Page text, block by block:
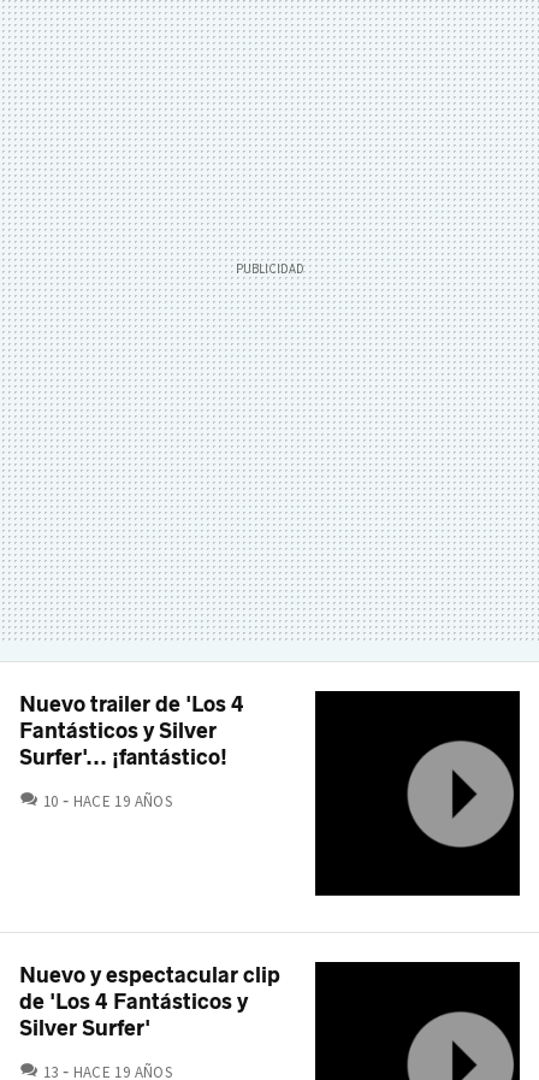
Nuevo trailer de 'Los 4
Fantásticos y Silver
Surfer'... ¡fantástico!
10 COMENTARIOS
HACE 19 AÑOS
Nuevo y espectacular clip
de 'Los 4 Fantásticos y
Silver Surfer'
13 COMENTARIOS
HACE 19 AÑOS